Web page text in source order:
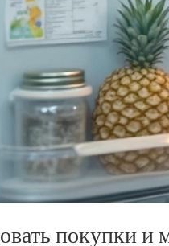
покупки и